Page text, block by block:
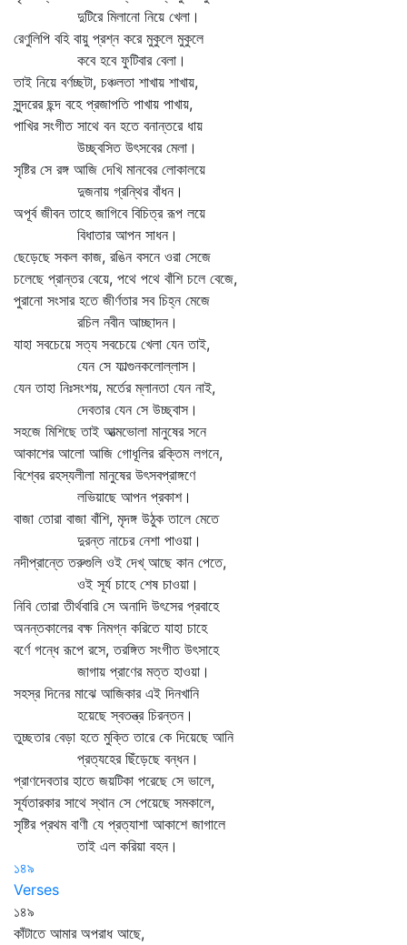
দুটিরে মিলানো নিয়ে খেলা।
রেণুলিপি বহি বায়ু প্রশ্ন করে মুকুলে মুকুলে
কবে হবে ফুটিবার বেলা।
তাই নিয়ে বর্ণচ্ছটা, চঞ্চলতা শাখায় শাখায়,
সুন্দরের ছন্দ বহে প্রজাপতি পাখায় পাখায়,
পাখির সংগীত সাথে বন হতে বনান্তরে ধায়
উচ্ছ্বসিত উৎসবের মেলা।
সৃষ্টির সে রঙ্গ আজি দেখি মানবের লোকালয়ে
দুজনায় গ্রন্থির বাঁধন।
অপূর্ব জীবন তাহে জাগিবে বিচিত্র রূপ লয়ে
বিধাতার আপন সাধন।
ছেড়েছে সকল কাজ, রঙিন বসনে ওরা সেজে
চলেছে প্রান্তর বেয়ে, পথে পথে বাঁশি চলে বেজে,
পুরানো সংসার হতে জীর্ণতার সব চিহ্ন মেজে
রচিল নবীন আচ্ছাদন।
যাহা সবচেয়ে সত্য সবচেয়ে খেলা যেন তাই,
যেন সে ফাল্গুনকলোল্লাস।
যেন তাহা নিঃসংশয়, মর্তের ম্লানতা যেন নাই,
দেবতার যেন সে উচ্ছ্বাস।
সহজে মিশিছে তাই আত্মভোলা মানুষের সনে
আকাশের আলো আজি গোধূলির রক্তিম লগনে,
বিশ্বের রহস্যলীলা মানুষের উৎসবপ্রাঙ্গণে
লভিয়াছে আপন প্রকাশ।
বাজা তোরা বাজা বাঁশি, মৃদঙ্গ উঠুক তালে মেতে
দুরন্ত নাচের নেশা পাওয়া।
নদীপ্রান্তে তরুগুলি ওই দেখ্‌ আছে কান পেতে,
ওই সূর্য চাহে শেষ চাওয়া।
নিবি তোরা তীর্থবারি সে অনাদি উৎসের প্রবাহে
অনন্তকালের বক্ষ নিমগ্ন করিতে যাহা চাহে
বর্ণে গন্ধে রূপে রসে, তরঙ্গিত সংগীত উৎসাহে
জাগায় প্রাণের মত্ত হাওয়া।
সহস্র দিনের মাঝে আজিকার এই দিনখানি
হয়েছে স্বতন্ত্র চিরন্তন।
তুচ্ছতার বেড়া হতে মুক্তি তারে কে দিয়েছে আনি
প্রত্যহের ছিঁড়েছে বন্ধন।
প্রাণদেবতার হাতে জয়টিকা পরেছে সে ভালে,
সূর্যতারকার সাথে স্থান সে পেয়েছে সমকালে,
সৃষ্টির প্রথম বাণী যে প্রত্যাশা আকাশে জাগালে
তাই এল করিয়া বহন।
১৪৯
Verses
১৪৯
কাঁটাতে আমার অপরাধ আছে,